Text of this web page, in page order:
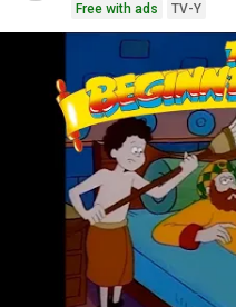
Free with ads
TV-Y